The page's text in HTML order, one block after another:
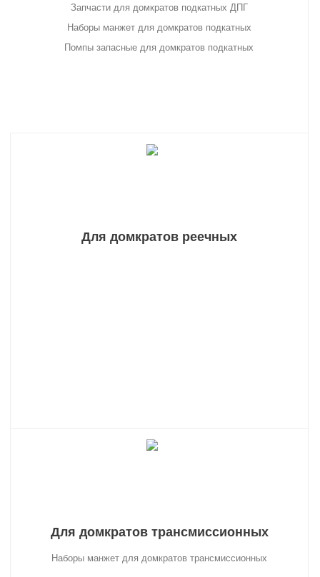
Запчасти для домкратов подкатных ДПГ
Наборы манжет для домкратов подкатных
Помпы запасные для домкратов подкатных
Для домкратов реечных
Для домкратов трансмиссионных
Наборы манжет для домкратов трансмиссионных